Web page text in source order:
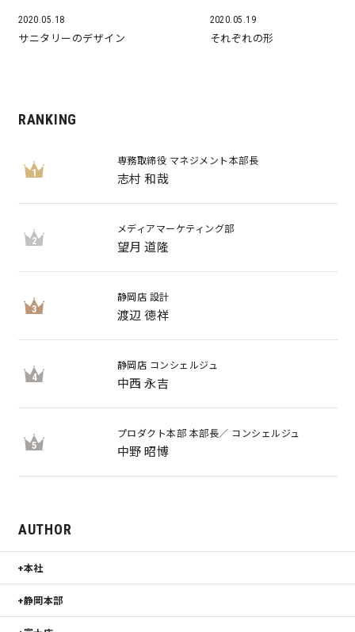
納得リフォームスタジオ nattoku リノベ
施工事例
お知らせ 土地情報
サイトマップ
2020.05.18
サニタリーのデザイン
2020.05.19
それぞれの形
RANKING
1
専務取締役 マネジメント本部長
志村 和哉
2
メディアマーケティング部
望月 道隆
3
静岡店 設計
渡辺 徳祥
4
静岡店 コンシェルジュ
中西 永吉
5
プロダクト本部 本部長／ コンシェルジュ
中野 昭博
AUTHOR
本社
静岡本部